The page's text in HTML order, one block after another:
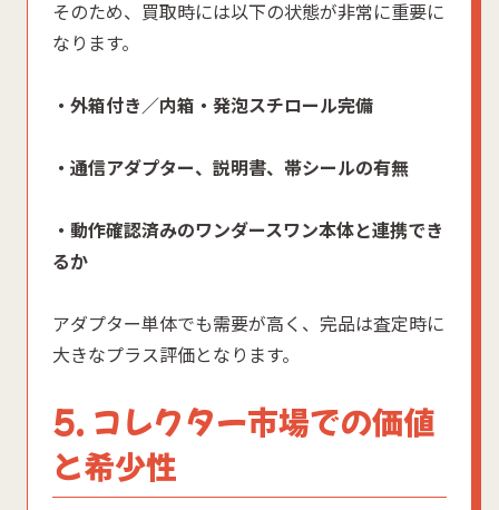
そのため、買取時には以下の状態が非常に重要に
なります。
・外箱付き／内箱・発泡スチロール完備
・通信アダプター、説明書、帯シールの有無
・動作確認済みのワンダースワン本体と連携でき
るか
アダプター単体でも需要が高く、完品は査定時に
大きなプラス評価となります。
5. コレクター市場での価値
と希少性